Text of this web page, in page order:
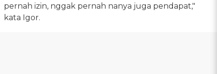
pernah izin, nggak pernah nanya juga pendapat,"
kata Igor.